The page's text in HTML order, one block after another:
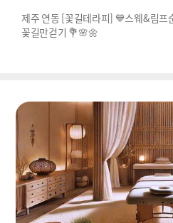
제주 연동 [꽃길테라피] 💙스웨&림
꽃길만걷기 💐🌸🌼